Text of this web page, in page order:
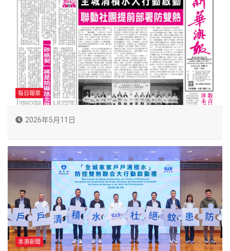
每日報章
2026年5月11日
本澳新聞